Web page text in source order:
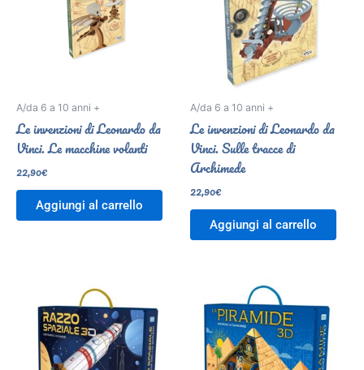
A/da 6 a 10 anni +
Le invenzioni di Leonardo da
Vinci. Le macchine volanti
22,90€
Aggiungi al carrello
A/da 6 a 10 anni +
Le invenzioni di Leonardo da
Vinci. Sulle tracce di
Archimede
22,90€
Aggiungi al carrello